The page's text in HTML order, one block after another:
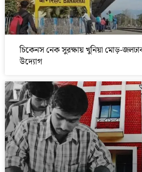
চিকেনস নেক সুরক্ষায় খুনিয়া মোড়-
উদ্যোগ